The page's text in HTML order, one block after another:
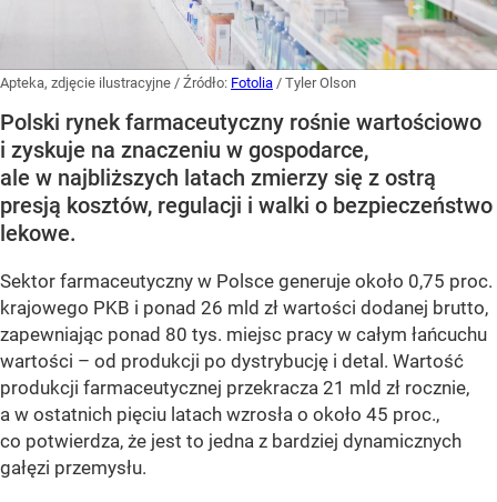
Apteka, zdjęcie ilustracyjne / Źródło: Fotolia / Tyler Olson
Polski rynek farmaceutyczny rośnie wartościowo
i zyskuje na znaczeniu w gospodarce,
ale w najbliższych latach zmierzy się z ostrą
presją kosztów, regulacji i walki o bezpieczeństwo
lekowe.
Sektor farmaceutyczny w Polsce generuje około 0,75 proc.
krajowego PKB i ponad 26 mld zł wartości dodanej brutto,
zapewniając ponad 80 tys. miejsc pracy w całym łańcuchu
wartości – od produkcji po dystrybucję i detal. Wartość
produkcji farmaceutycznej przekracza 21 mld zł rocznie,
a w ostatnich pięciu latach wzrosła o około 45 proc.,
co potwierdza, że jest to jedna z bardziej dynamicznych
gałęzi przemysłu.